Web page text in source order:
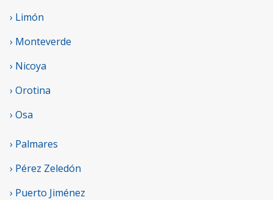
› Limón
› Monteverde
› Nicoya
› Orotina
› Osa
› Palmares
› Pérez Zeledón
› Puerto Jiménez